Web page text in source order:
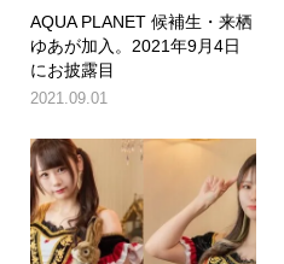
AQUA PLANET 候補生・来栖
ゆあが加入。2021年9月4日
にお披露目
2021.09.01